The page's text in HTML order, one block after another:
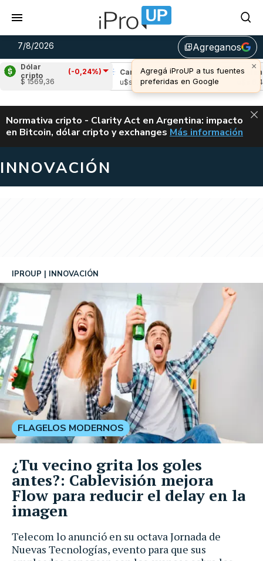
7/8/2026 library_addAgreganos
×
Agregá iProUP a tus fuentes
preferidas en Google
Dólar
cripto
(-0,24%)
$ 1569,36
(-1,04%)
Cardano
(0,47%)
u$s 0,20
ALERTA
Normativa cripto - Clarity Act en Argentina: impacto
en Bitcoin, dólar cripto y exchanges CLARITY ACT EN
Más información
INNOVACIÓN
Telecom lo anunció en su octava Jornada de
Nuevas Tecnologías, evento para que sus
IPROUP INNOVACIÓN
FLAGELOS MODERNOS
¿Tu vecino grita los goles
antes?: Cablevisión mejora
Flow para reducir el delay en la
imagen